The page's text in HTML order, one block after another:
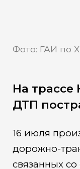
Фото: ГАИ по
На трассе
ДТП
16 июля
дорожно-
связанных